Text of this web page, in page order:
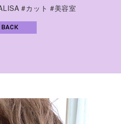
#カット #美容室
BACK